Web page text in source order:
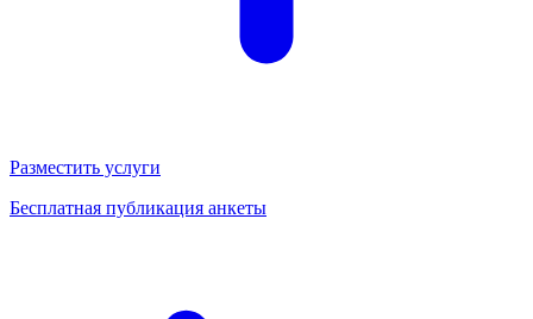
Разместить услуги
Бесплатная публикация анкеты